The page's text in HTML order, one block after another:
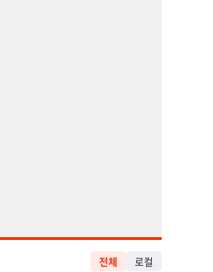
전체 로컬